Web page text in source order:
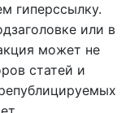
гиперссылку.
или в
может не
статей и